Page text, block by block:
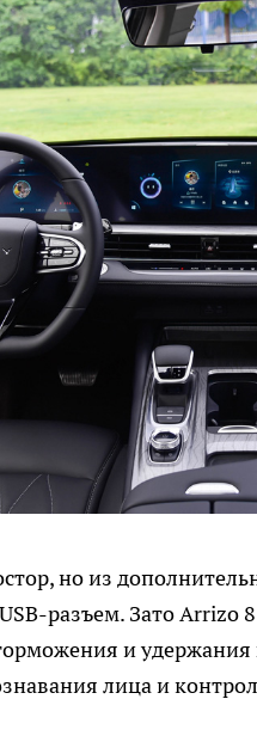
но из
разъем. Зато Arrizo
и
лица и